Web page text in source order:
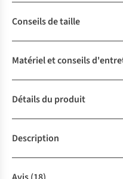
Conseils de taille
Matériel et conseils
Détails du produit
Description